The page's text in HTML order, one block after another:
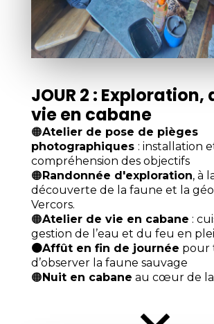
JOUR 2 :
vie en cabane
🟠Atelier de pose de pièges
photographiques : installation
compréhension des objectifs
🟠 Randonnée d'exploration, à
découverte de la faune et la
Vercors.
🟠Atelier de vie en cabane :
gestion de l’eau et du feu en
🟠Affût en fin de journée pour
d’observer la faune sauvage
🟠 Nuit en cabane au cœur de